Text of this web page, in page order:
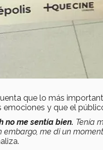
que lo más
y que el
no me sentía bien. Tenía
me di un